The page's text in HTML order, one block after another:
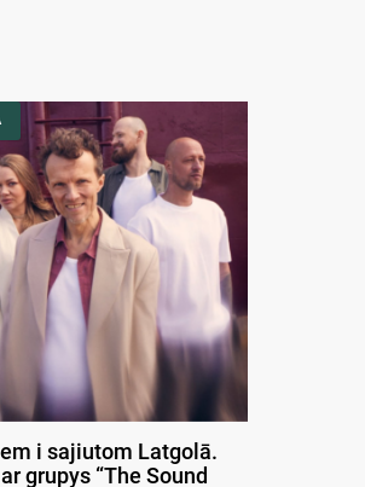
i sajiutom Latgolā.
grupys “The Sound